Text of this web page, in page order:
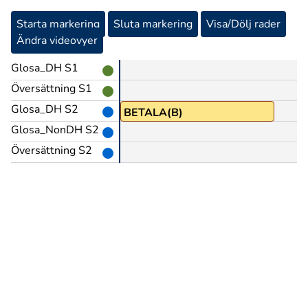
Starta markering Sluta markering
Visa/Dölj rader
Ändra videovyer
Glosa_DH S1
Översättning S1
Glosa_DH S2
Glosa_NonDH S2
Översättning S2
BETALA(B)